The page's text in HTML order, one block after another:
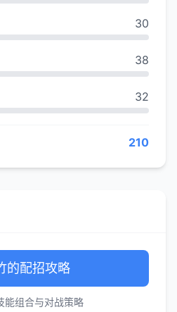
30
38
32
210
的配招攻略
能组合与对战策略